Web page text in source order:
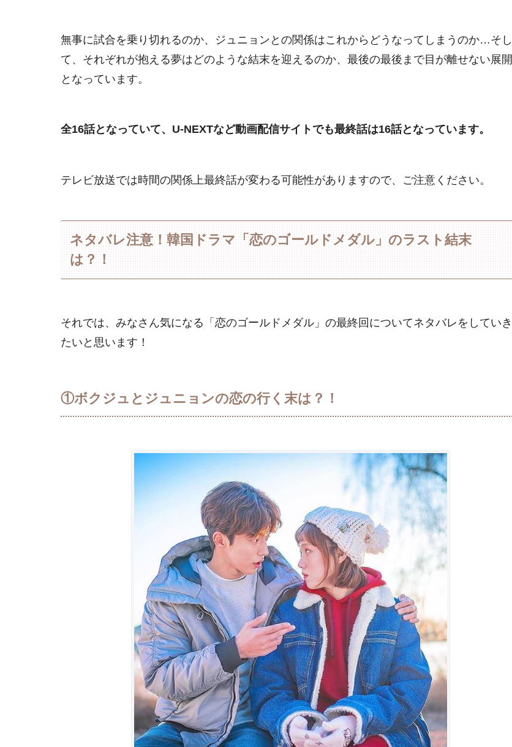
無事に試合を乗り切れるのか、ジュニョンとの関係はこれからどうなってしまうのか…そし
て、それぞれが抱える夢はどのような結末を迎えるのか、最後の最後まで目が離せない展開
となっています。
全16話となっていて、U-NEXTなど動画配信サイトでも最終話は16話となっています。
テレビ放送では時間の関係上最終話が変わる可能性がありますので、ご注意ください。
ネタバレ注意！韓国ドラマ「恋のゴールドメダル」のラスト結末
は？！
それでは、みなさん気になる「恋のゴールドメダル」の最終回についてネタバレをしていき
たいと思います！
①ボクジュとジュニョンの恋の行く末は？！